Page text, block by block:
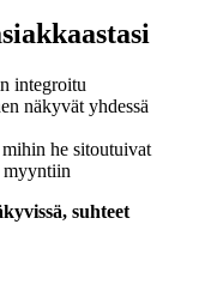
integroitu
näkyvät yhdessä
he sitoutuivat
myyntiin
suhteet